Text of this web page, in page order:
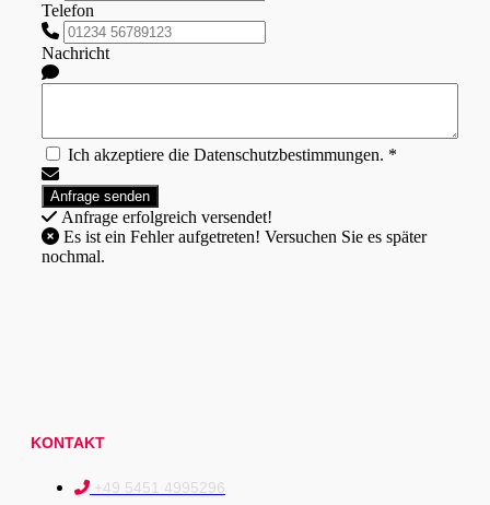
Telefon
Nachricht
Ich akzeptiere die Datenschutzbestimmungen. *
Anfrage erfolgreich versendet!
nochmal.
KONTAKT
+49 5451 4995296